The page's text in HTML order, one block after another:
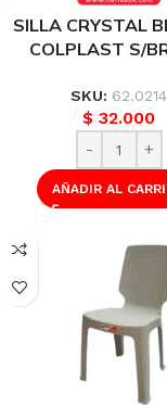
SILLA CRYSTAL
COLPLAST S/
PELIETIZADA
SKU: 62.0214
$ 32.000
AÑADIR AL